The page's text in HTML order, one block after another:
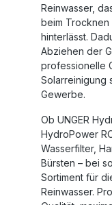
Reinwasser,
beim
hinterlässt.
Abziehen der
professionelle
Solarreinigung
Gewerbe.
Ob UNGER
HydroPower
Wasserfilter,
Bürsten – bei
Sortiment für
Reinwasser.